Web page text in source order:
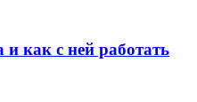
и как с ней работать